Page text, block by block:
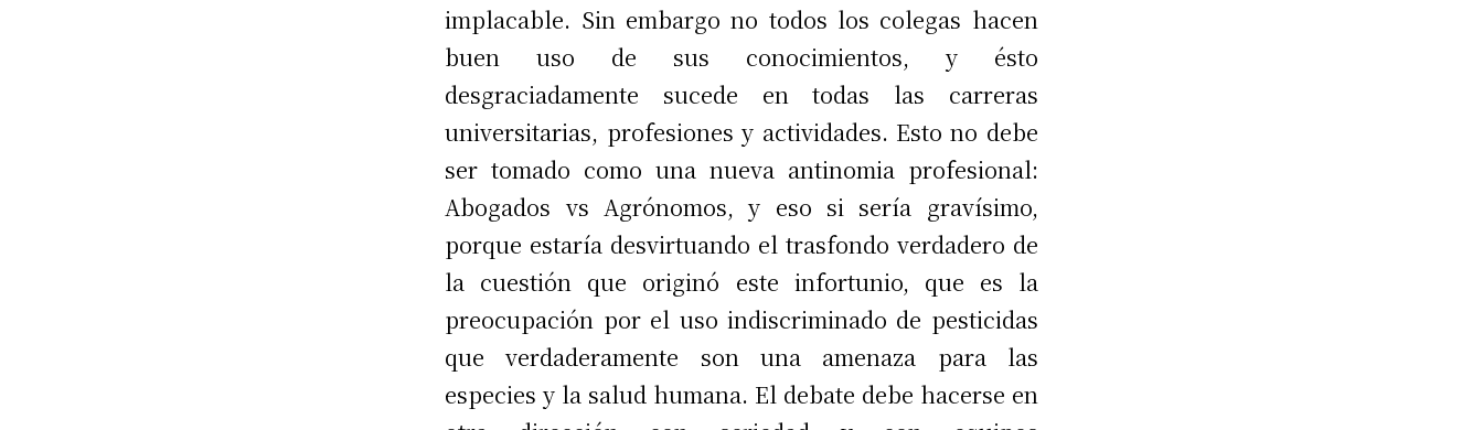
implacable. Sin embargo no todos los colegas hacen
buen uso de sus conocimientos, y ésto
desgraciadamente sucede en todas las carreras
universitarias, profesiones y actividades. Esto no debe
ser tomado como una nueva antinomia profesional:
Abogados vs Agrónomos, y eso si sería gravísimo,
porque estaría desvirtuando el trasfondo verdadero de
la cuestión que originó este infortunio, que es la
preocupación por el uso indiscriminado de pesticidas
que verdaderamente son una amenaza para las
especies y la salud humana. El debate debe hacerse en